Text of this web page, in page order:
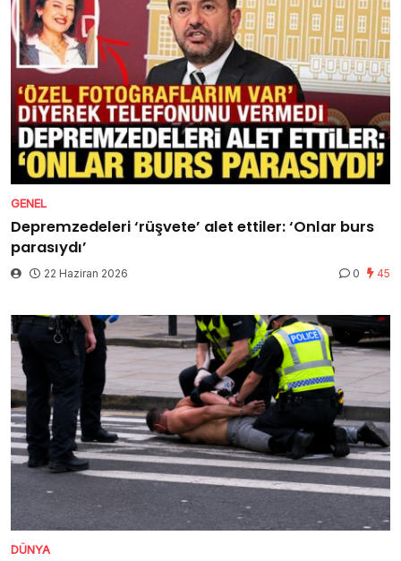
GENEL
Depremzedeleri ‘rüşvete’ alet ettiler: ‘Onlar burs
parasıydı’
22 Haziran 2026 0 45
DÜNYA